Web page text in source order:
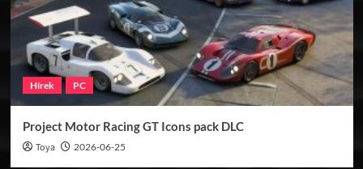
Hírek PC
Project Motor Racing GT Icons pack DLC
Toya 2026-06-25